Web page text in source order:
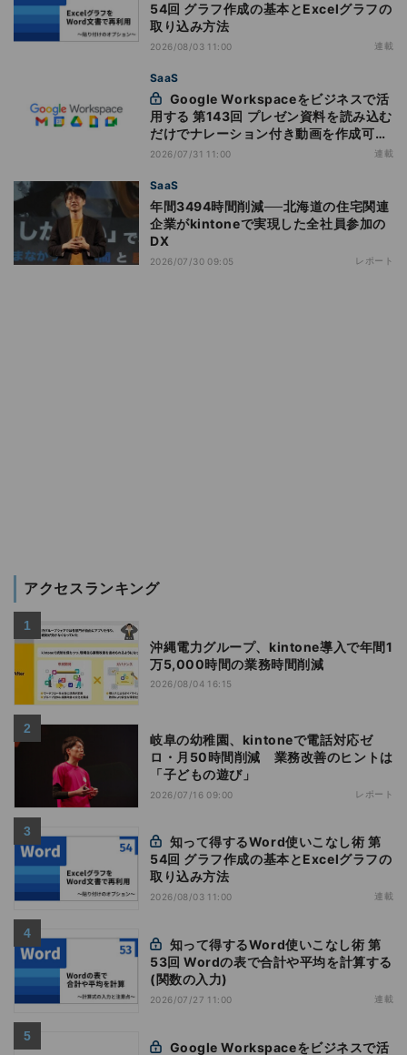
54回 グラフ作成の基本とExcelグラフの
取り込み方法
2026/08/03 11:00 連載
SaaS
用する 第143回 プレゼン資料を読み込む
だけでナレーション付き動画を作成可能
になった「Google Vids」
2026/07/31 11:00 連載
SaaS
年間3494時間削減──北海道の住宅関連
企業がkintoneで実現した全社員参加の
DX
2026/07/30 09:05 レポート
アクセスランキング
沖縄電力グループ、kintone導入で年間1
万5,000時間の業務時間削減
2026/08/04 16:15
岐阜の幼稚園、kintoneで電話対応ゼ
ロ・月50時間削減 業務改善のヒントは
「子どもの遊び」
2026/07/16 09:00 レポート
54回 グラフ作成の基本とExcelグラフの
取り込み方法
2026/08/03 11:00 連載
53回 Wordの表で合計や平均を計算する
(関数の入力)
2026/07/27 11:00 連載